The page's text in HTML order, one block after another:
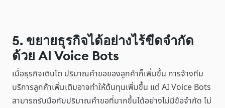
5. ขยายธุรกิจได้อย่างไร้ขีดจำกัด
ด้วย AI Voice Bots
เมื่อธุรกิจเติบโต ปริมาณคำขอของลูกค้าก็เพิ่มขึ้น การจ้างทีม
บริการลูกค้าเพิ่มเติมอาจทำให้ต้นทุนเพิ่มขึ้น แต่ AI Voice Bots
สามารถรับมือกับปริมาณคำขอที่มากขึ้นได้อย่างไม่มีข้อจำกัด ไม่